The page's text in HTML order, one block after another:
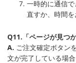
一時的に通信
直すか、時間を
Q11.「ページが見つ
A. ご注文確定ボタン
文が完了している場合